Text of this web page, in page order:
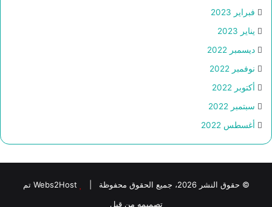
فبراير 2023
يناير 2023
ديسمبر 2022
نوفمبر 2022
أكتوبر 2022
سبتمبر 2022
أغسطس 2022
© حقوق النشر 2026، جميع الحقوق محفوظة |
Webs2Host تم
تصميمه من قِبل